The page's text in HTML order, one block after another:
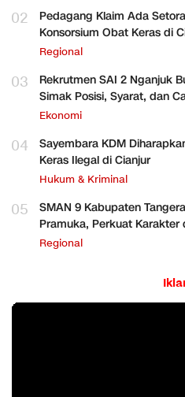
02
Pedagang Klaim Ada
Konsorsium Obat Keras di
Regional
03
Rekrutmen SAI 2 Nganjuk
Simak Posisi, Syarat, dan
Ekonomi
04
Sayembara KDM
Keras Ilegal di Cianjur
Hukum & Kriminal
05
SMAN 9 Kabupaten
Pramuka, Perkuat
Regional